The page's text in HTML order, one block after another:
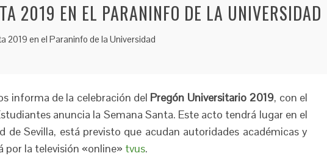
2019 EN EL PARANINFO DE LA UNIVERSIDAD
2019 en el Paraninfo de la Universidad
informa de la celebración del Pregón Universitario 2019, con el
anuncia la Semana Santa. Este acto tendrá lugar en el
de Sevilla, está previsto que acudan autoridades académicas y
por la televisión «online» tvus.